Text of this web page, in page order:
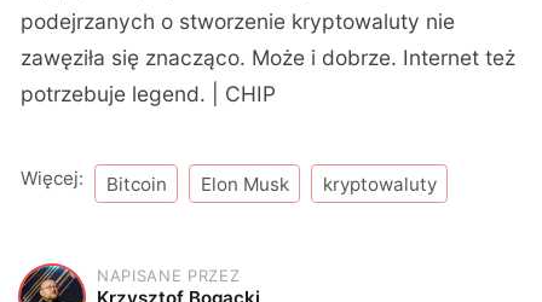
podejrzanych o stworzenie kryptowaluty nie
zawęziła się znacząco. Może i dobrze. Internet też
potrzebuje legend. | CHIP
Więcej: Bitcoin Elon Musk kryptowaluty
NAPISANE PRZEZ